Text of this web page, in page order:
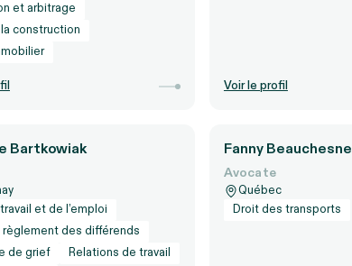
et arbitrage
construction
Voir le profil
Bartkowiak
et de l’emploi
des différends
de grief
Relations de travail
Fanny Beauchesne
Avocate
Québec
Droit des transports